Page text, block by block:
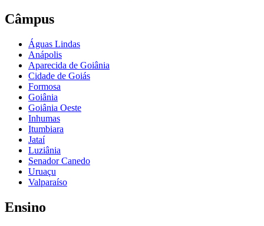
Câmpus
Águas Lindas
Anápolis
Aparecida de Goiânia
Cidade de Goiás
Formosa
Goiânia
Goiânia Oeste
Inhumas
Itumbiara
Jataí
Luziânia
Senador Canedo
Uruaçu
Valparaíso
Ensino